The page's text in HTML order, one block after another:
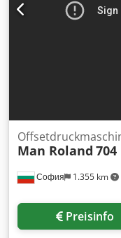
София 1.355 km
Man Roland 704
Preisinfo